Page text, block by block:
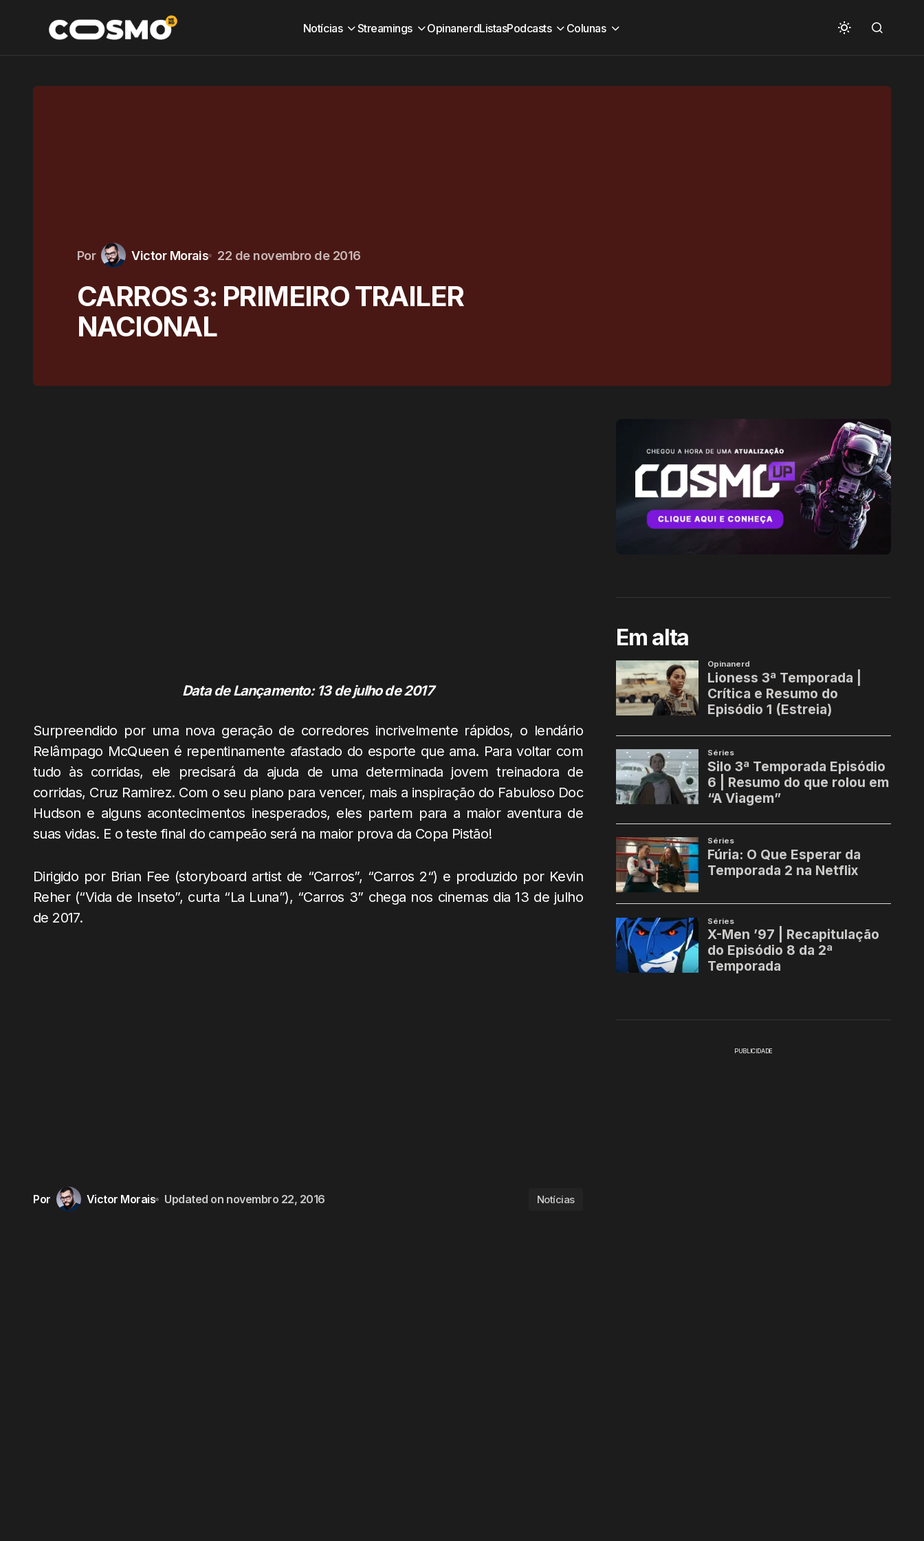
Notícias Streamings OpinanerdListasPodcasts Colunas
Por Victor Morais 22 de novembro de 2016
CARROS 3: PRIMEIRO TRAILER
NACIONAL
Data de Lançamento: 13 de julho de 2017
Surpreendido por uma nova geração de corredores incrivelmente rápidos, o lendário
Relâmpago McQueen é repentinamente afastado do esporte que ama. Para voltar com
tudo às corridas, ele precisará da ajuda de uma determinada jovem treinadora de
corridas, Cruz Ramirez. Com o seu plano para vencer, mais a inspiração do Fabuloso Doc
Hudson e alguns acontecimentos inesperados, eles partem para a maior aventura de
suas vidas. E o teste final do campeão será na maior prova da Copa Pistão!
Dirigido por Brian Fee (storyboard artist de “Carros”, “Carros 2“) e produzido por Kevin
Reher (“Vida de Inseto”, curta “La Luna”), “Carros 3” chega nos cinemas dia 13 de julho
de 2017.
Por Victor Morais Updated on novembro 22, 2016 Notícias
Em alta
PUBLICIDADE